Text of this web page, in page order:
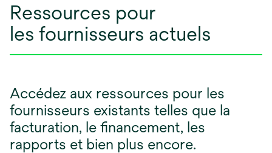
Ressources pour
les fournisseurs actuels
Accédez aux ressources pour les
fournisseurs existants telles que la
facturation, le financement, les
rapports et bien plus encore.